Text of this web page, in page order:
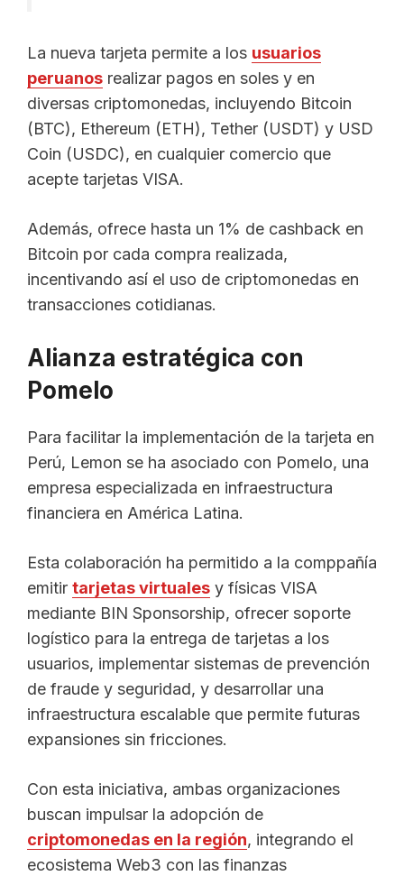
La nueva tarjeta permite a los usuarios
peruanos realizar pagos en soles y en
diversas criptomonedas, incluyendo Bitcoin
(BTC), Ethereum (ETH), Tether (USDT) y USD
Coin (USDC), en cualquier comercio que
acepte tarjetas VISA.
Además, ofrece hasta un 1% de cashback en
Bitcoin por cada compra realizada,
incentivando así el uso de criptomonedas en
transacciones cotidianas.
Alianza estratégica con
Pomelo
Para facilitar la implementación de la tarjeta en
Perú, Lemon se ha asociado con Pomelo, una
empresa especializada en infraestructura
financiera en América Latina.
Esta colaboración ha permitido a la comppañía
emitir tarjetas virtuales y físicas VISA
mediante BIN Sponsorship, ofrecer soporte
logístico para la entrega de tarjetas a los
usuarios, implementar sistemas de prevención
de fraude y seguridad, y desarrollar una
infraestructura escalable que permite futuras
expansiones sin fricciones.
Con esta iniciativa, ambas organizaciones
buscan impulsar la adopción de
criptomonedas en la región, integrando el
ecosistema Web3 con las finanzas